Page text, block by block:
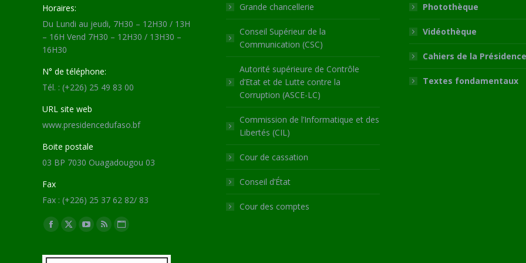
Horaires:
Du Lundi au jeudi, 7H30 – 12H30 / 13H
– 16H Vend 7H30 – 12H30 / 13H30 –
16H30
N° de téléphone:
Tél. : (+226) 25 49 83 00
URL site web
www.presidencedufaso.bf
Boite postale
03 BP 7030 Ouagadougou 03
Fax
Fax : (+226) 25 37 62 82/ 83
Trouvez nous sur :
Facebook
X
YouTube
RSS Site
Grande chancellerie
Conseil Supérieur de la
Communication (CSC)
Autorité supérieure de Contrôle
d’Etat et de Lutte contre la
Corruption (ASCE-LC)
Commission de l’Informatique et des
Libertés (CIL)
Cour de cassation
Conseil d’État
Cour des comptes
Photothèque
Vidéothèque
Cahiers de la Présidence
Textes fondamentaux